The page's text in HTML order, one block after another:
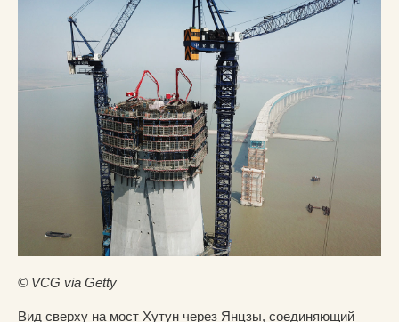
© VCG via Getty
Вид сверху на мост Хутун через Янцзы, соединяющий